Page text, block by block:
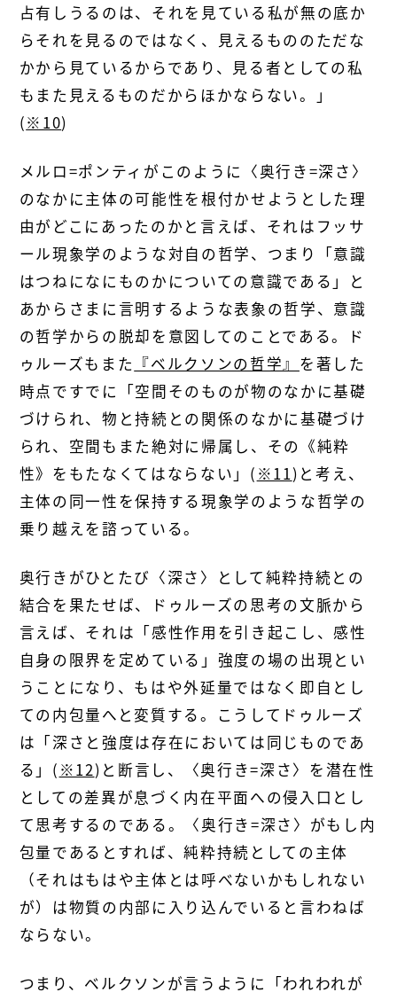
占有しうるのは、それを見ている私が無の底か
らそれを見るのではなく、見えるもののただな
かから見ているからであり、見る者としての私
もまた見えるものだからほかならない。」
(※10)
メルロ=ポンティがこのように〈奥行き=深さ〉
のなかに主体の可能性を根付かせようとした理
由がどこにあったのかと言えば、それはフッサ
ール現象学のような対自の哲学、つまり「意識
はつねになにものかについての意識である」と
あからさまに言明するような表象の哲学、意識
の哲学からの脱却を意図してのことである。ド
ゥルーズもまた 『ベルクソンの哲学』 を著した
時点ですでに「空間そのものが物のなかに基礎
づけられ、物と持続との関係のなかに基礎づけ
られ、空間もまた絶対に帰属し、その《純粋
性》をもたなくてはならない」( ※11)と考え、
主体の同一性を保持する現象学のような哲学の
乗り越えを諮っている。
奥行きがひとたび〈深さ〉として純粋持続との
結合を果たせば、ドゥルーズの思考の文脈から
言えば、それは「感性作用を引き起こし、感性
自身の限界を定めている」強度の場の出現とい
うことになり、もはや外延量ではなく即自とし
ての内包量へと変質する。こうしてドゥルーズ
は「深さと強度は存在においては同じものであ
る」( ※12)と断言し、〈奥行き=深さ〉を潜在性
としての差異が息づく内在平面への侵入口とし
て思考するのである。〈奥行き=深さ〉がもし内
包量であるとすれば、純粋持続としての主体
（それはもはや主体とは呼べないかもしれない
が）は物質の内部に入り込んでいると言わねば
ならない。
つまり、ベルクソンが言うように「われわれが